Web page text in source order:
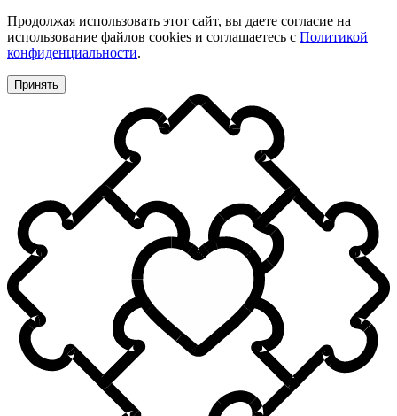
Продолжая использовать этот сайт, вы даете согласие на
использование файлов cookies и соглашаетесь с Политикой
конфиденциальности.
Принять